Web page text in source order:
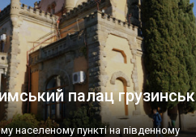
палац
населеному пункті на південному